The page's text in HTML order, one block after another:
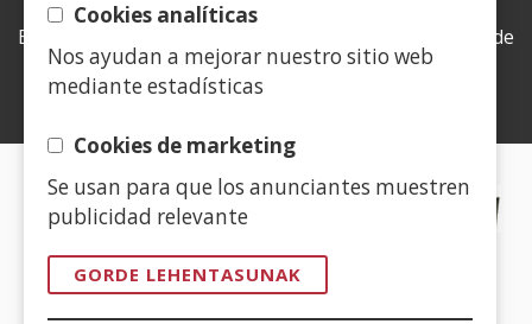
Cookies analíticas
Nos ayudan a mejorar nuestro sitio web
mediante estadísticas
Cookies de marketing
Se usan para que los anunciantes muestren
publicidad relevante
GORDE LEHENTASUNAK
Esta web se ajusta a lo establecido en la Ley 19/2013, de
9 de diciembre, de transparencia, acceso a la
información pública y buen gobierno.
CERTIFICADOS DE CALIDAD
(Ireki
leiho